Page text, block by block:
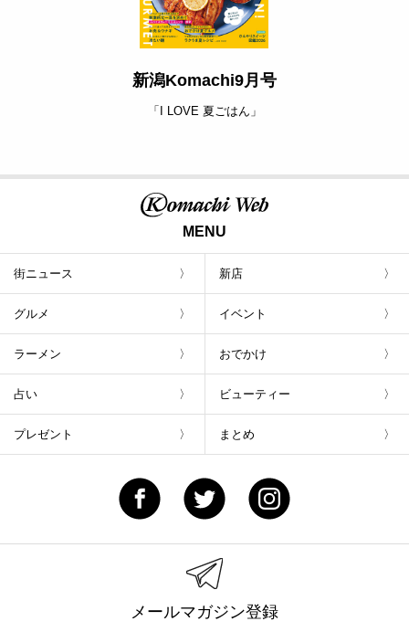
新潟Komachi9月号
「I LOVE 夏ごはん」
MENU
街ニュース 新店
グルメ イベント
ラーメン おでかけ
占い ビューティー
プレゼント まとめ
メールマガジン登録